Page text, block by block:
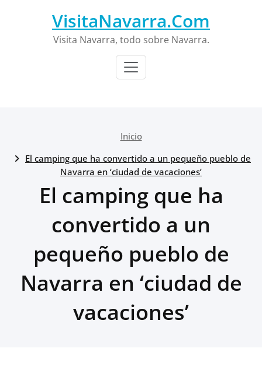
VisitaNavarra.Com
Visita Navarra, todo sobre Navarra.
Inicio
El camping que ha convertido a un pequeño pueblo de
Navarra en ‘ciudad de vacaciones’
El camping que ha
convertido a un
pequeño pueblo de
Navarra en ‘ciudad de
vacaciones’